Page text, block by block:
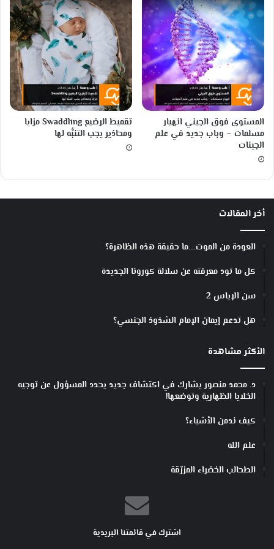
المستوى فوق الجيني انهيار
مسلمات – وباب جديد في علم
الجينات
تقميط الرضيع Swaddling مزايا
ومحاذير يجب التنبُّه لها
أخر المقالات
العودة من الموت….ما حقيقة هذه الظاهرة؟
كل ما تود معرفته عن سلالة كورونا الجديدة
سن الإياس 2
هل تدعم إيمان الإمام الشذوذ الجنسي؟
الأكثر مشاهدة
د. محمد منصور يشارك في اكتشاف جديد يحدد المسؤول عن توجيه
الخلايا الظهارية وتوضعها!
كيف ندمن الأشياء؟
علم الله
الطحالب الخضراء المزرّقة
اشترك في قائمتنا البريدية